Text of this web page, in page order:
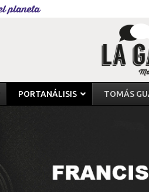
planeta
PORTANÁLISIS TOMÁS